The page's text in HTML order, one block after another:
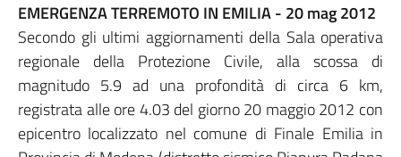
EMERGENZA TERREMOTO IN EMILIA - 20 mag 2012
Secondo gli ultimi aggiornamenti della Sala operativa
regionale della Protezione Civile, alla scossa di
magnitudo 5.9 ad una profondità di circa 6 km,
registrata alle ore 4.03 del giorno 20 maggio 2012 con
epicentro localizzato nel comune di Finale Emilia in